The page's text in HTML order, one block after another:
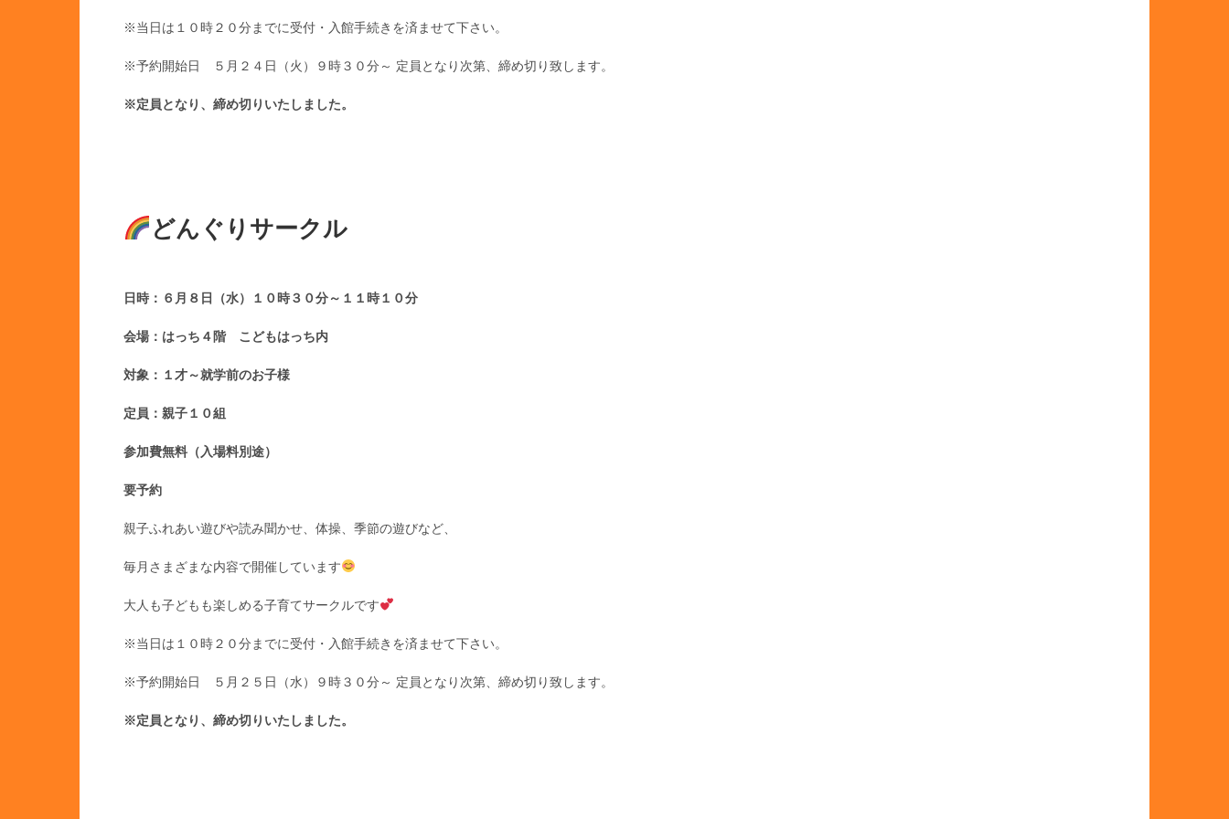
※当日は１０時２０分までに受付・入館手続きを済ませて下さい。
※予約開始日 ５月２４日（火）９時３０分～ 定員となり次第、締め切り致します。
※定員となり、締め切りいたしました。
どんぐりサークル
日時：６月８日（水）１０時３０分～１１時１０分
会場：はっち４階 こどもはっち内
対象：１才～就学前のお子様
定員：親子１０組
参加費無料（入場料別途）
要予約
親子ふれあい遊びや読み聞かせ、体操、季節の遊びなど、
毎月さまざまな内容で開催しています
大人も子どもも楽しめる子育てサークルです
※当日は１０時２０分までに受付・入館手続きを済ませて下さい。
※予約開始日 ５月２５日（水）９時３０分～ 定員となり次第、締め切り致します。
※定員となり、締め切りいたしました。